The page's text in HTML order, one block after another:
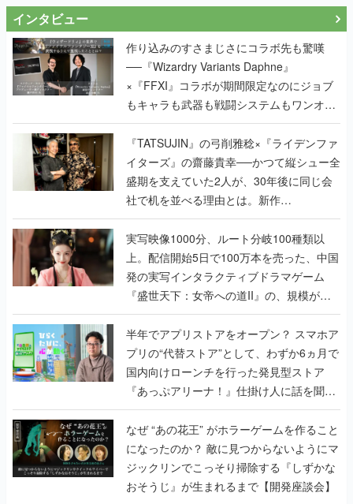
インタビュー
作り込みのすさまじさにコラボ先も驚嘆
──『Wizardry Variants Daphne』
×『FFXI』コラボが期間限定なのにジョブ
もキャラも武器も戦闘システムもワンオフ
で作り込まれた理由を両ディレクターに聞
く
『TATSUJIN』の弓削雅稔×『ライデンファ
イターズ』の齋藤貴幸──かつて縦シュー全
盛期を支えていた2人が、30年後に同じ会
社で机を並べる理由とは。新作
『TATSUJIN EXTREME』で初タッグを組
んだレジェンド2人に訊く開発秘話
実写映像1000分、ルート分岐100種類以
上。配信開始5日で100万本を売った、中国
発の実写インタラクティブドラマゲーム
『盛世天下：女帝への道II』の、規模が違
うこだわりをプロデューサーに聞いた
半年でアプリストアをオープン？ スマホア
プリの“代替ストア”として、わずか6ヵ月で
国内向けローンチを行った発見型ストア
『あっぷアリーナ！』仕掛け人に話を聞い
てみた
なぜ “あの花王” がホラーゲームを作ること
になったのか？ 敵に見つからないようにマ
ジックリンでこっそり掃除する『しずかな
おそうじ』が生まれるまで【開発座談会】